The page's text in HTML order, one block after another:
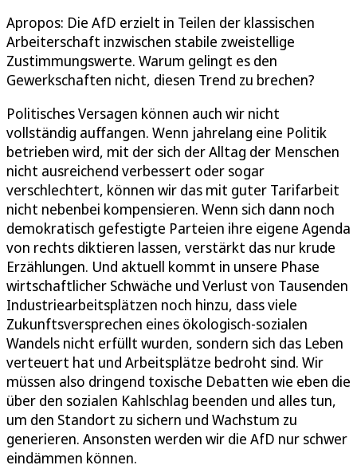
Apropos: Die AfD erzielt in Teilen der klassischen
Arbeiterschaft inzwischen stabile zweistellige
Zustimmungswerte. Warum gelingt es den
Gewerkschaften nicht, diesen Trend zu brechen?
Politisches Versagen können auch wir nicht
vollständig auffangen. Wenn jahrelang eine Politik
betrieben wird, mit der sich der Alltag der Menschen
nicht ausreichend verbessert oder sogar
verschlechtert, können wir das mit guter Tarifarbeit
nicht nebenbei kompensieren. Wenn sich dann noch
demokratisch gefestigte Parteien ihre eigene Agenda
von rechts diktieren lassen, verstärkt das nur krude
Erzählungen. Und aktuell kommt in unsere Phase
wirtschaftlicher Schwäche und Verlust von Tausenden
Industriearbeitsplätzen noch hinzu, dass viele
Zukunftsversprechen eines ökologisch-sozialen
Wandels nicht erfüllt wurden, sondern sich das Leben
verteuert hat und Arbeitsplätze bedroht sind. Wir
müssen also dringend toxische Debatten wie eben die
über den sozialen Kahlschlag beenden und alles tun,
um den Standort zu sichern und Wachstum zu
generieren. Ansonsten werden wir die AfD nur schwer
eindämmen können.